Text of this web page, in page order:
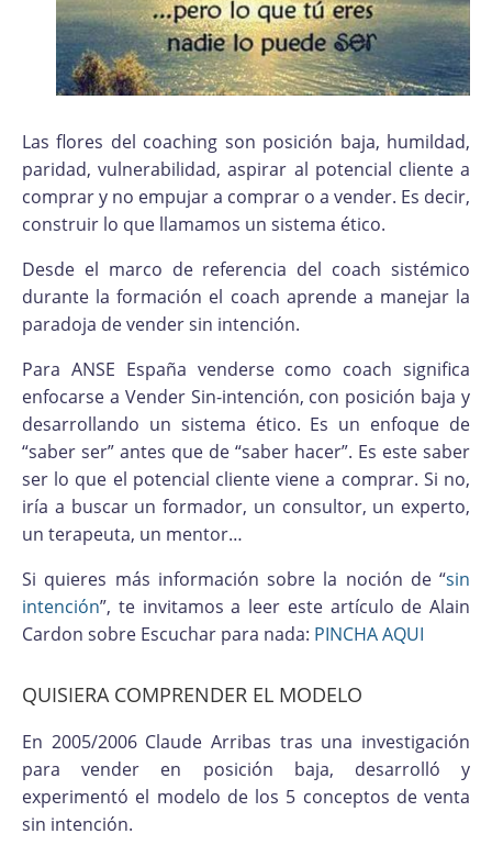
Las flores del coaching son posición baja, humildad,
paridad, vulnerabilidad, aspirar al potencial cliente a
comprar y no empujar a comprar o a vender. Es decir,
construir lo que llamamos un sistema ético.
Desde el marco de referencia del coach sistémico
durante la formación el coach aprende a manejar la
paradoja de vender sin intención.
Para ANSE España venderse como coach significa
enfocarse a Vender Sin-intención, con posición baja y
desarrollando un sistema ético. Es un enfoque de
“saber ser” antes que de “saber hacer”. Es este saber
ser lo que el potencial cliente viene a comprar. Si no,
iría a buscar un formador, un consultor, un experto,
un terapeuta, un mentor…
Si quieres más información sobre la noción de “sin
intención”, te invitamos a leer este artículo de Alain
Cardon sobre Escuchar para nada: PINCHA AQUI
QUISIERA COMPRENDER EL MODELO
En 2005/2006 Claude Arribas tras una investigación
para vender en posición baja, desarrolló y
experimentó el modelo de los 5 conceptos de venta
sin intención.